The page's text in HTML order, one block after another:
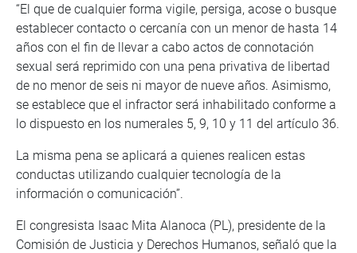
“El que de cualquier forma vigile, persiga, acose o busque
establecer contacto o cercanía con un menor de hasta 14
años con el fin de llevar a cabo actos de connotación
sexual será reprimido con una pena privativa de libertad
de no menor de seis ni mayor de nueve años. Asimismo,
se establece que el infractor será inhabilitado conforme a
lo dispuesto en los numerales 5, 9, 10 y 11 del artículo 36.
La misma pena se aplicará a quienes realicen estas
conductas utilizando cualquier tecnología de la
información o comunicación”.
El congresista Isaac Mita Alanoca (PL), presidente de la
Comisión de Justicia y Derechos Humanos, señaló que la